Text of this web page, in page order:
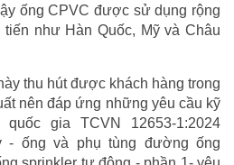
ống CPVC được sử dụng rộng
như Hàn Quốc, Mỹ và Châu
thu hút được khách hàng trong
nên đáp ứng những yêu cầu kỹ
gia TCVN 12653-1:2024
- ống và phụ tùng đường ống